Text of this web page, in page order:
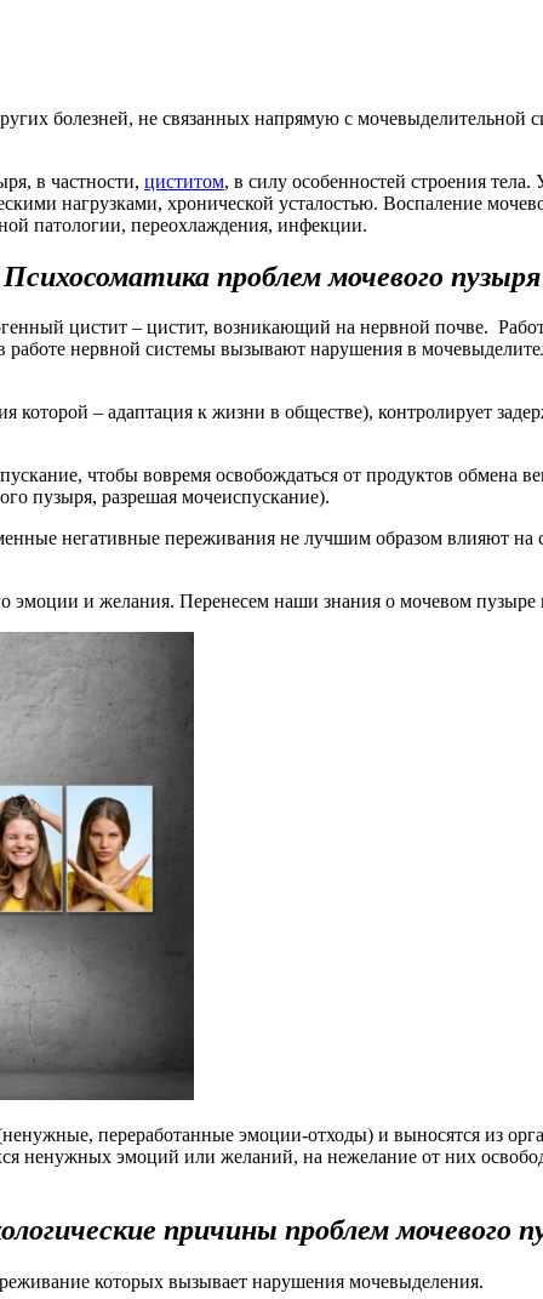
болезней, не связанных напрямую с мочевыделительной
в частности, циститом, в силу особенностей строения
нагрузками, хронической усталостью. Воспаление
патологии, переохлаждения, инфекции.
Психосоматика проблем мочевого пузыря
цистит – цистит, возникающий на нервной почве.
работе нервной системы вызывают нарушения в
которой – адаптация к жизни в обществе), контролирует
чтобы вовремя освобождаться от продуктов обмена
пузыря, разрешая мочеиспускание).
негативные переживания не лучшим образом влияют
эмоции и желания. Перенесем наши знания о мочевом
переработанные эмоции-отходы) и выносятся из
ненужных эмоций или желаний, на нежелание от них
причины проблем мочевого
которых вызывает нарушения мочевыделения.